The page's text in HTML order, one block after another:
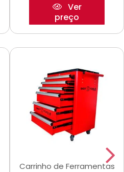
Ver
preço
Carrinho de Ferramentas